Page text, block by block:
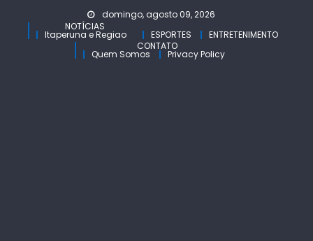
content
domingo, agosto 09, 2026
NOTÍCIAS
Itaperuna e Regiao ESPORTES
ENTRETENIMENTO
CONTATO
Quem Somos Privacy Policy